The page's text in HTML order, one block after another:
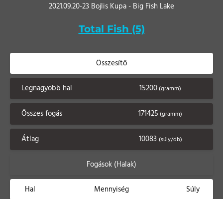
2021.09.20-23 Bojlis Kupa - Big Fish Lake
Total Fish (5)
Összesítő
Legnagyobb hal 15200 (gramm)
Összes fogás 171425 (gramm)
Átlag 10083 (súly/db)
Fogások (Halak)
Hal Mennyiség Súly